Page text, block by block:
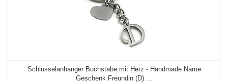
Schlüsselanhänger Buchstabe mit Herz - Handmade Name
Geschenk Freundin (D) ...